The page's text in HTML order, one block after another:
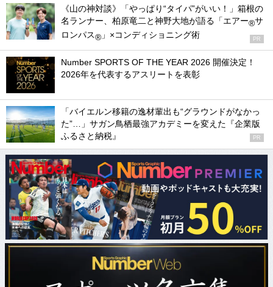
《山の神対談》「やっぱり“タイパ”がいい！」箱根の
名ランナー、柏原竜二と神野大地が語る「エアー®サ
ロンパス® 」×コンディショニング術 PR
Number SPORTS OF THE YEAR 2026 開催決定！
2026年を代表するアスリートを表彰
「バイエルン移籍の逸材輩出も“グラウンドがなかっ
た”…」サガン鳥栖最強アカデミーを変えた『企業版
ふるさと納税』
PR